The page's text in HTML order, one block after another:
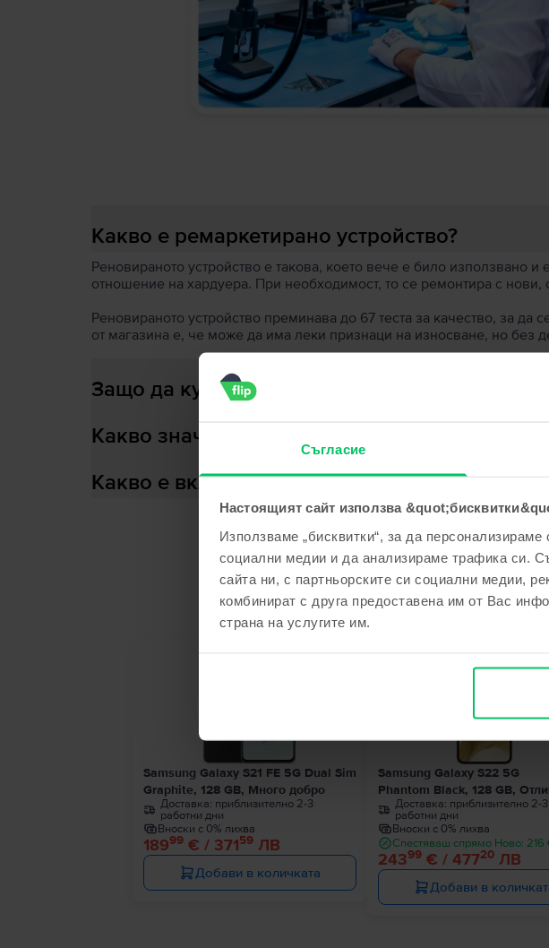
Съгласие
Настоящият сайт използва
Използваме „бисквитки“, за да
социални медии и да анализираме трафика си.
сайта ни, с партньорските си социални медии,
комбинират с друга предоставена им от Вас
страна на услугите им.
Какво е ремаркетирано устройство?
Реновираното устройство е такова, което вече е било използвано
отношение на хардуера. При необходимост, то се ремонтира с нови,
Реновираното устройство преминава до 67 теста за качество, за да
от магазина е, че може да има леки признаци на износване, но без
Защо да купиш ремаркетирано устройство?
Какво значи здраве на батерията?
Какво е включено в кутията?
Сходни
Samsung Galaxy S21 FE 5G Dual Sim
Graphite, 128 GB, Много добро
Доставка: приблизително 2-3
работни дни
Вноски с 0% лихва
18999€ / 37159ЛВ
Добави в количката
Samsung Galaxy S22 5G
Phantom Black, 128 GB,
Доставка: приблизително 2-3
работни дни
Вноски с 0% лихва
Спестяваш спрямо Ново: 216
24399€ / 47720ЛВ
Добави в